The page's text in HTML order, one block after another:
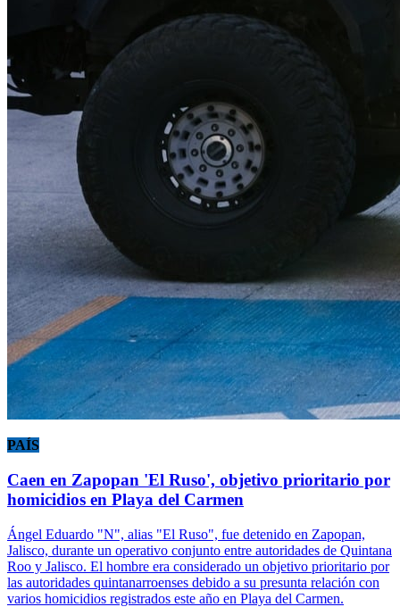
PAÍS
Caen en Zapopan 'El Ruso', objetivo prioritario por
homicidios en Playa del Carmen
Ángel Eduardo "N", alias "El Ruso", fue detenido en Zapopan,
Jalisco, durante un operativo conjunto entre autoridades de Quintana
Roo y Jalisco. El hombre era considerado un objetivo prioritario por
las autoridades quintanarroenses debido a su presunta relación con
varios homicidios registrados este año en Playa del Carmen.